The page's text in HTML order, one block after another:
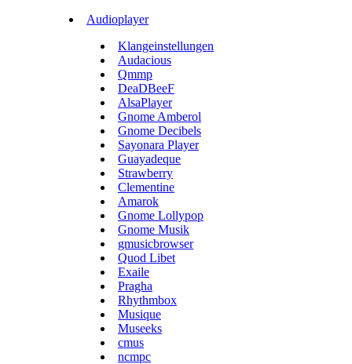
Audioplayer
Klangeinstellungen
Audacious
Qmmp
DeaDBeeF
AlsaPlayer
Gnome Amberol
Gnome Decibels
Sayonara Player
Guayadeque
Strawberry
Clementine
Amarok
Gnome Lollypop
Gnome Musik
gmusicbrowser
Quod Libet
Exaile
Pragha
Rhythmbox
Musique
Museeks
cmus
ncmpc